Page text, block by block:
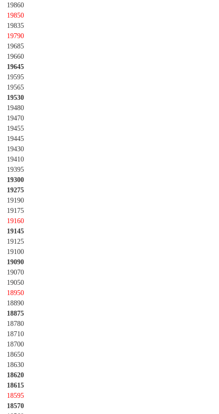
19860
19850
19835
19790
19685
19660
19645
19595
19565
19530
19480
19470
19455
19445
19430
19410
19395
19300
19275
19190
19175
19160
19145
19125
19100
19090
19070
19050
18950
18890
18875
18780
18710
18700
18650
18630
18620
18615
18595
18570